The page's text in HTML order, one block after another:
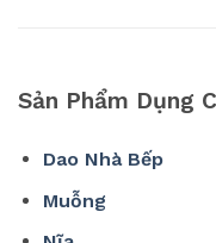
Sản Phẩm Dụng
Dao Nhà Bếp
Muỗng